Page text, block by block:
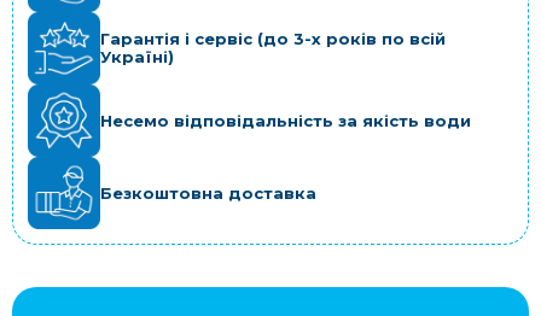
Гарантія і сервіс (до 3-х років по всій
Україні)
Несемо відповідальність за якість води
Безкоштовна доставка